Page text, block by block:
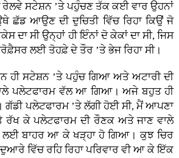
ਰੇਲਵੇ ਸਟੇਸ਼ਨ ’ਤੇ ਪਹੁੰਚਣ ਤੱਕ ਕਈ ਵਾਰ ਉਹਨਾਂ
ਛੱਡ ਆਉਣ ਦੀ ਦੁਚਿਤੀ ਵਿੱਚ ਰਿਹਾ ਕਿਉਂ ਜੋ
ਦਾ ਸੀ ਉਨ੍ਹਾਂ ਹੀ ਇੰਨਾਂ ਦੋ ਕੇਕਾਂ ਦਾ ਸੀ, ਜਿਸ
ਲਈ ਤੋਹਫ਼ੇ ਦੇ ਤੌਰ ’ਤੇ ਭੇਜ ਰਿਹਾ ਸੀ।
’ਤੇ ਪਹੁੰਚ ਗਿਆ ਅਤੇ ਅਟਾਰੀ ਦੀ
ਪਲੇਟਫਾਰਮ ਵੱਲ ਆ ਗਿਆ। ਅਜੇ ਬਹੁਤ ਹੀ
ਪਲੇਟਫਾਰਮ ’ਤੇ ਲੱਗੀ ਹੋਈ ਸੀ, ਮੈਂ ਆਪਣਾ
ਰੱਖ ਕੇ ਪਲੇਟਫਾਰਮ ਦੀ ਰੌਣਕ ਅਤੇ ਜਾਣ ਵਾਲੇ
ਬਾਹਰ ਆ ਕੇ ਖੜ੍ਹਾ ਹੋ ਗਿਆ। ਕੁਝ ਚਿਰ
ਵਿੱਚ ਰਹਿ ਰਿਹਾ ਪਰਿਵਾਰ ਵੀ ਆ ਕੇ ਇੱਕ